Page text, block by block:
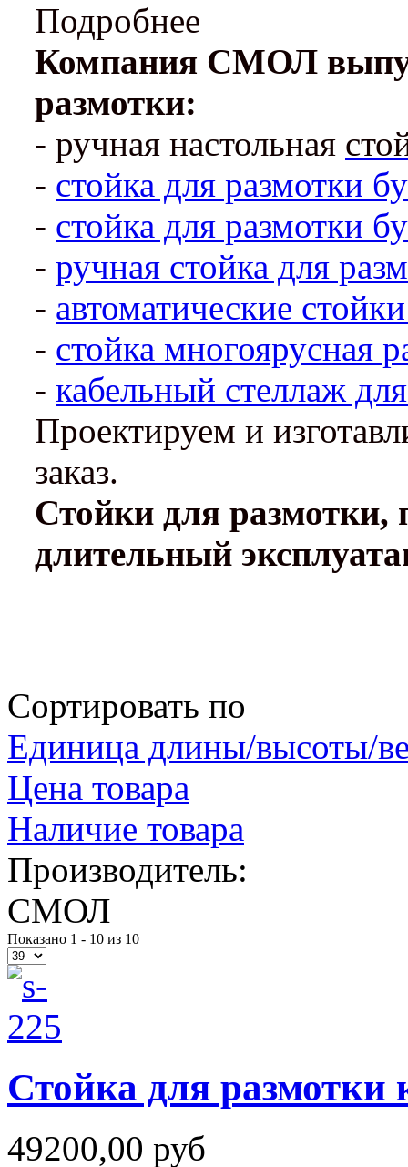
Подробнее
Компания СМОЛ
размотки:
- ручная настольная
- стойка для размотки
- стойка для размотки
- ручная стойка для
- автоматические
- стойка многоярусная
- кабельный стеллаж
Проектируем и
заказ.
Стойки для
длительный
Сортировать по
Единица длины/высоты/
Цена товара
Наличие товара
Производитель:
СМОЛ
Показано 1 - 10 из 10
Стойка для размотки
49200,00 руб